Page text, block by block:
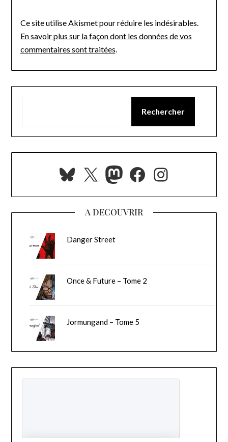
Ce site utilise Akismet pour réduire les indésirables.
En savoir plus sur la façon dont les données de vos
commentaires sont traitées
Rechercher
Bluesky
X Mastodon
Facebook
A DECOUVRIR
Danger Street
Once & Future – Tome 2
Jormungand – Tome 5